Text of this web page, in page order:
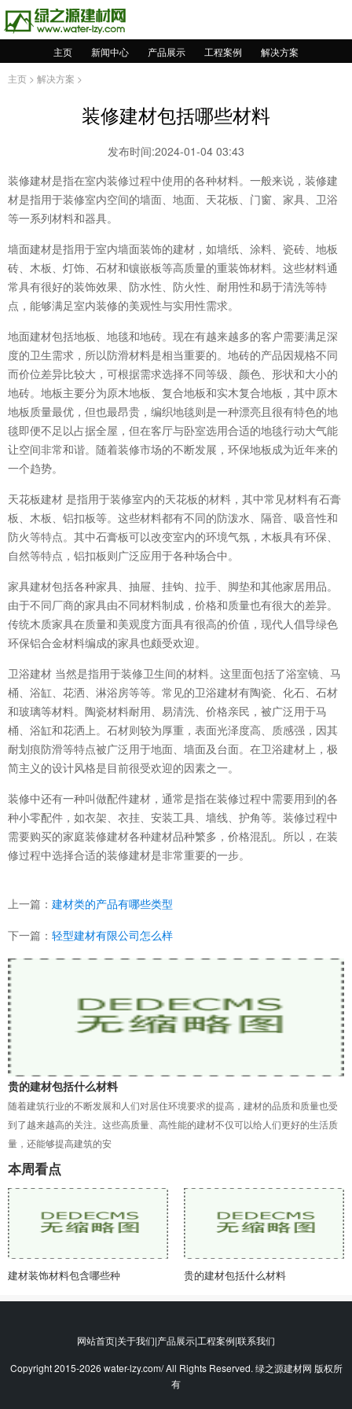
主页 新闻中心 产品展示 工程案例
解决方案
主页 > 解决方案 >
装修建材包括哪些材料
发布时间:2024-01-04 03:43
装修建材是指在室内装修过程中使用的各种材料。一般来说，装修建
材是指用于装修室内空间的墙面、地面、天花板、门窗、家具、卫浴
等一系列材料和器具。
墙面建材是指用于室内墙面装饰的建材，如墙纸、涂料、瓷砖、地板
砖、木板、灯饰、石材和镶嵌板等高质量的重装饰材料。这些材料通
常具有很好的装饰效果、防水性、防火性、耐用性和易于清洗等特
点，能够满足室内装修的美观性与实用性需求。
地面建材包括地板、地毯和地砖。现在有越来越多的客户需要满足深
度的卫生需求，所以防滑材料是相当重要的。地砖的产品因规格不同
而价位差异比较大，可根据需求选择不同等级、颜色、形状和大小的
地砖。地板主要分为原木地板、复合地板和实木复合地板，其中原木
地板质量最优，但也最昂贵，编织地毯则是一种漂亮且很有特色的地
毯即便不足以占据全屋，但在客厅与卧室选用合适的地毯行动大气能
让空间非常和谐。随着装修市场的不断发展，环保地板成为近年来的
一个趋势。
天花板建材 是指用于装修室内的天花板的材料，其中常见材料有石膏
板、木板、铝扣板等。这些材料都有不同的防泼水、隔音、吸音性和
防火等特点。其中石膏板可以改变室内的环境气氛，木板具有环保、
自然等特点，铝扣板则广泛应用于各种场合中。
家具建材包括各种家具、抽屉、挂钩、拉手、脚垫和其他家居用品。
由于不同厂商的家具由不同材料制成，价格和质量也有很大的差异。
传统木质家具在质量和美观度方面具有很高的价值，现代人倡导绿色
环保铝合金材料编成的家具也颇受欢迎。
卫浴建材 当然是指用于装修卫生间的材料。这里面包括了浴室镜、马
桶、浴缸、花洒、淋浴房等等。常见的卫浴建材有陶瓷、化石、石材
和玻璃等材料。陶瓷材料耐用、易清洗、价格亲民，被广泛用于马
桶、浴缸和花洒上。石材则较为厚重，表面光泽度高、质感强，因其
耐划痕防滑等特点被广泛用于地面、墙面及台面。在卫浴建材上，极
简主义的设计风格是目前很受欢迎的因素之一。
装修中还有一种叫做配件建材，通常是指在装修过程中需要用到的各
种小零配件，如衣架、衣挂、安装工具、墙线、护角等。装修过程中
需要购买的家庭装修建材各种建材品种繁多，价格混乱。所以，在装
修过程中选择合适的装修建材是非常重要的一步。
上一篇： 建材类的产品有哪些类型
下一篇： 轻型建材有限公司怎么样
贵的建材包括什么材料
随着建筑行业的不断发展和人们对居住环境要求的提高，建材的品质和质量也受
到了越来越高的关注。这些高质量、高性能的建材不仅可以给人们更好的生活质
量，还能够提高建筑的安
本周看点
建材装饰材料包含哪些种 贵的建材包括什么材料
网站首页|关于我们|产品展示|工程案例|联系我们
Copyright 2015-2026 water-lzy.com/ All Rights Reserved. 绿之源建材网 版权所
有